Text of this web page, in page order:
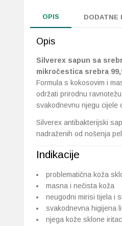
OPIS DODATNE
Opis
Silverex sapun sa
mikročestica srebra
Formula s kokosovim i
održati prirodnu
svakodnevnu njegu cijele
Silverex antibakterijski
nadraženih od nošenja
Indikacije
problematična koža
masna i nečista koža
neugodni mirisi tijela i
svakodnevna higijena
njega kože sklone